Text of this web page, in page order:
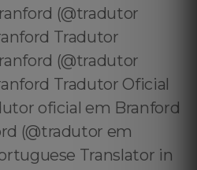
(@tradutor
Tradutor
(@tradutor
Tradutor Oficial
oficial em Branford
(@tradutor em
Translator in